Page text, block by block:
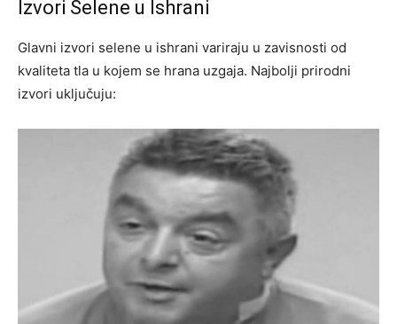
Izvori Selene u Ishrani
Glavni izvori selene u ishrani variraju u zavisnosti od
kvaliteta tla u kojem se hrana uzgaja. Najbolji prirodni
izvori uključuju: